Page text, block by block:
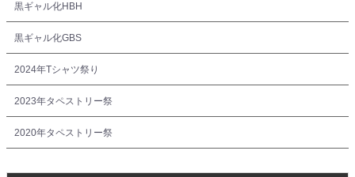
黒ギャル化HBH
黒ギャル化GBS
2024年Tシャツ祭り
2023年タペストリー祭
2020年タペストリー祭